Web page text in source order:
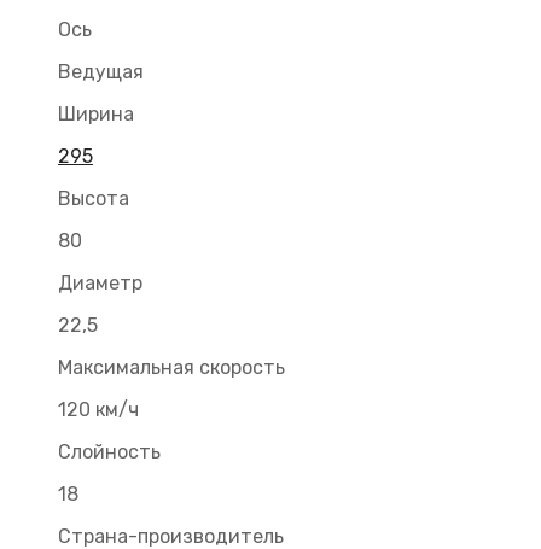
Ось
Ведущая
Ширина
295
Высота
80
Диаметр
22,5
Максимальная скорость
120 км/ч
Слойность
18
Страна-производитель